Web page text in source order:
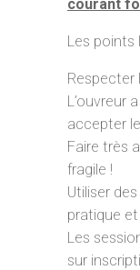
courant
Les points
Respecter
L’ouvreur
accepter
Faire très
fragile !
Utiliser
pratique
Les
sur